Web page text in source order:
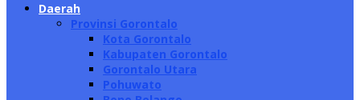
Daerah
Provinsi Gorontalo
Kota Gorontalo
Kabupaten Gorontalo
Gorontalo Utara
Pohuwato